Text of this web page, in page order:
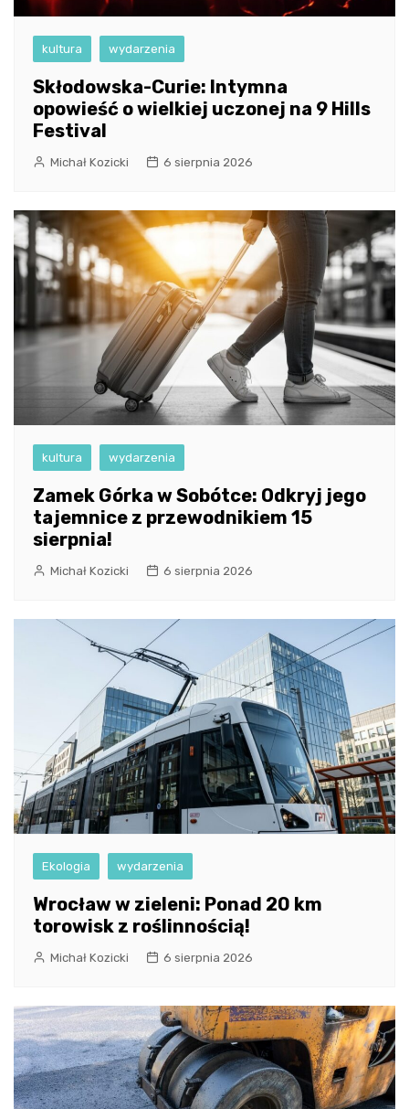
kultura wydarzenia
Skłodowska-Curie: Intymna
opowieść o wielkiej uczonej na 9 Hills
Festival
Michał Kozicki 6 sierpnia 2026
kultura wydarzenia
Zamek Górka w Sobótce: Odkryj jego
tajemnice z przewodnikiem 15
sierpnia!
Michał Kozicki 6 sierpnia 2026
Ekologia wydarzenia
Wrocław w zieleni: Ponad 20 km
torowisk z roślinnością!
Michał Kozicki 6 sierpnia 2026